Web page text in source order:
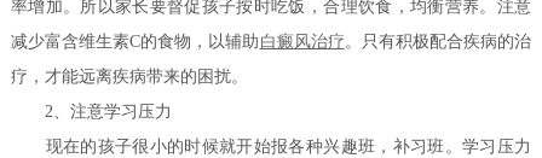
率增加。所以家长要督促孩子按时吃饭，合理饮食，均衡营养。注意
减少富含维生素C的食物，以辅助 白癜风治疗。只有积极配合疾病的治
疗，才能远离疾病带来的困扰。
2、注意学习压力
现在的孩子很小的时候就开始报各种兴趣班，补习班。学习压力